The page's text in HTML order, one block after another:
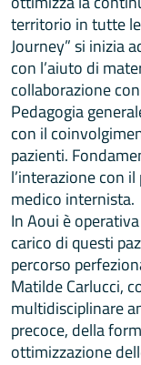
territorio in tutte
Journey” si inizia
con l’aiuto di
collaborazione
Pedagogia
con il
pazienti.
l’interazione con
medico internista.
In Aoui è
carico di questi
percorso
Matilde Carlucci,
multidisciplinare
precoce, della
ottimizzazione